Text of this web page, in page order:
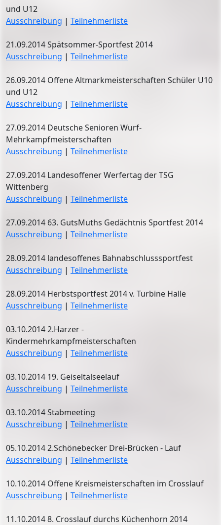
und U12
Ausschreibung | Teilnehmerliste
21.09.2014 Spätsommer-Sportfest 2014
Ausschreibung | Teilnehmerliste
26.09.2014 Offene Altmarkmeisterschaften Schüler U10
und U12
Ausschreibung | Teilnehmerliste
27.09.2014 Deutsche Senioren Wurf-
Mehrkampfmeisterschaften
Ausschreibung | Teilnehmerliste
27.09.2014 Landesoffener Werfertag der TSG
Wittenberg
Ausschreibung | Teilnehmerliste
27.09.2014 63. GutsMuths Gedächtnis Sportfest 2014
Ausschreibung | Teilnehmerliste
28.09.2014 landesoffenes Bahnabschlusssportfest
Ausschreibung | Teilnehmerliste
28.09.2014 Herbstsportfest 2014 v. Turbine Halle
Ausschreibung | Teilnehmerliste
03.10.2014 2.Harzer -
Kindermehrkampfmeisterschaften
Ausschreibung | Teilnehmerliste
03.10.2014 19. Geiseltalseelauf
Ausschreibung | Teilnehmerliste
03.10.2014 Stabmeeting
Ausschreibung | Teilnehmerliste
05.10.2014 2.Schönebecker Drei-Brücken - Lauf
Ausschreibung | Teilnehmerliste
10.10.2014 Offene Kreismeisterschaften im Crosslauf
Ausschreibung | Teilnehmerliste
11.10.2014 8. Crosslauf durchs Küchenhorn 2014